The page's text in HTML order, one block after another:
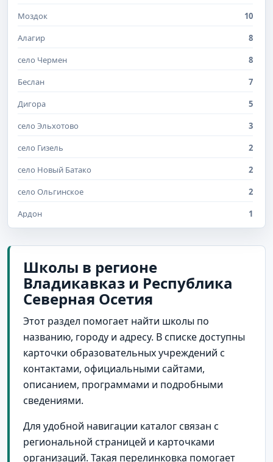
Моздок
10
Алагир
8
село Чермен
8
Беслан
7
Дигора
5
село Эльхотово
3
село Гизель
2
село Новый Батако
2
село Ольгинское
2
Ардон
1
поселок Калининский
поселок Куртат
поселок Майское
поселок Мизур
поселок Новосетинская
поселок Октябрьское
село Дарг-Кох
село Даргавс
Школы в регионе
Владикавказ и Республика
Северная Осетия
Этот раздел помогает найти школы по
названию, городу и адресу. В списке доступны
карточки образовательных учреждений с
контактами, официальными сайтами,
описанием, программами и подробными
сведениями.
Для удобной навигации каталог связан с
региональной страницей и карточками
организаций. Такая перелинковка помогает